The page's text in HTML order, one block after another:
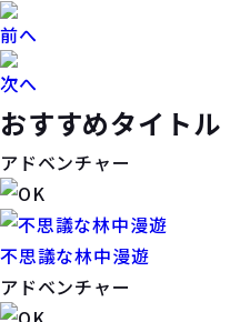
前へ
次へ
おすすめタイトル
アドベンチャー
不思議な林中漫遊
アドベンチャー